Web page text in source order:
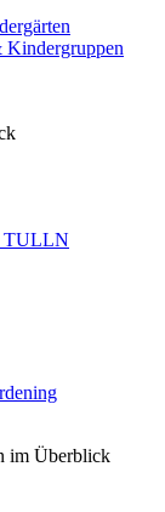
Kindergruppen
TULLN
im Überblick